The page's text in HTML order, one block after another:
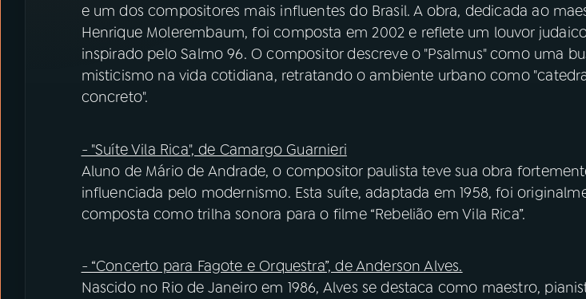
e um dos compositores mais influentes do Brasil. A obra, dedicada ao
Henrique Molerembaum, foi composta em 2002 e reflete um louvor
inspirado pelo Salmo 96. O compositor descreve o "Psalmus" como uma
misticismo na vida cotidiana, retratando o ambiente urbano como
concreto".
- "Suíte Vila Rica", de Camargo Guarnieri
Aluno de Mário de Andrade, o compositor paulista teve sua obra
influenciada pelo modernismo. Esta suíte, adaptada em 1958, foi
composta como trilha sonora para o filme “Rebelião em Vila Rica”.
- “Concerto para Fagote e Orquestra”, de Anderson Alves.
Nascido no Rio de Janeiro em 1986, Alves se destaca como maestro,